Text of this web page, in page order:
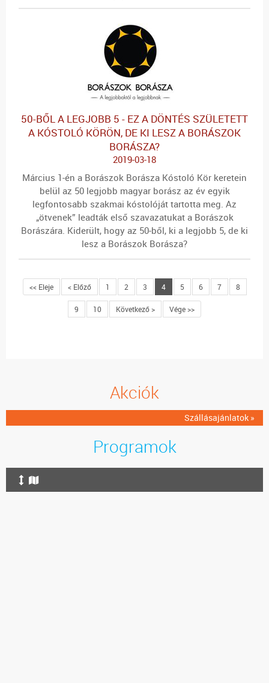
50-BŐL A LEGJOBB 5 - EZ A DÖNTÉS SZÜLETETT
A KÓSTOLÓ KÖRÖN, DE KI LESZ A BORÁSZOK
BORÁSZA?
2019-03-18
Március 1-én a Borászok Borásza Kóstoló Kör keretein
belül az 50 legjobb magyar borász az év egyik
legfontosabb szakmai kóstolóját tartotta meg. Az
„ötvenek” leadták első szavazatukat a Borászok
Borászára. Kiderült, hogy az 50-ből, ki a legjobb 5, de ki
lesz a Borászok Borásza?
<< Eleje < Előző 1 2 3 4 5 6 7 8
9 10 Következő > Vége >>
Akciók
Szállásajánlatok »
Programok